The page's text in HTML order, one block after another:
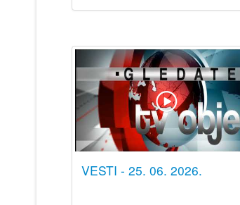
VESTI - 25. 06. 2026.